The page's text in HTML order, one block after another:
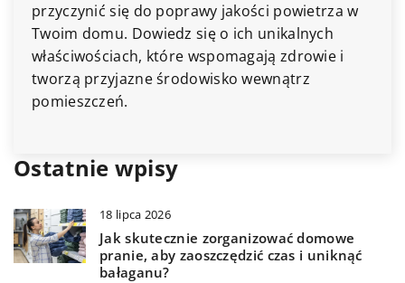
poprawy jakości powietrza w
się o ich unikalnych
które wspomagają zdrowie i
środowisko wewnątrz
nowoczesny
również zapewni
Porady dotyczące
Ostatnie wpisy
18 lipca 2026
Jak skutecznie zorganizować domowe
pranie, aby zaoszczędzić czas i uniknąć
bałaganu?